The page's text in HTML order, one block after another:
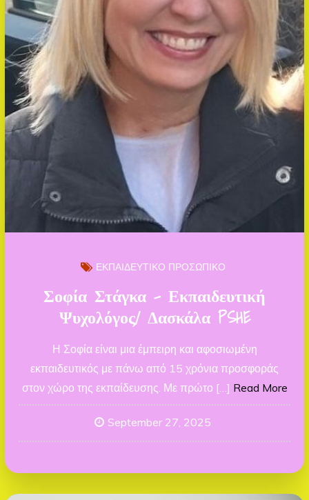
ΕΚΠΑΙΔΕΥΤΙΚΟ ΠΡΟΣΩΠΙΚΟ
Σοφία Στάγκα – Εκπαιδευτική
Ψυχολόγος/ Δασκάλα PSHE
Η Σοφία είναι μια έμπειρη και αφοσιωμένη
εκπαιδευτικός με πάνω από 15 χρόνια προσφοράς
στον χώρο της εκπαίδευσης. Με πρώτο […] Read More
September 27, 2025